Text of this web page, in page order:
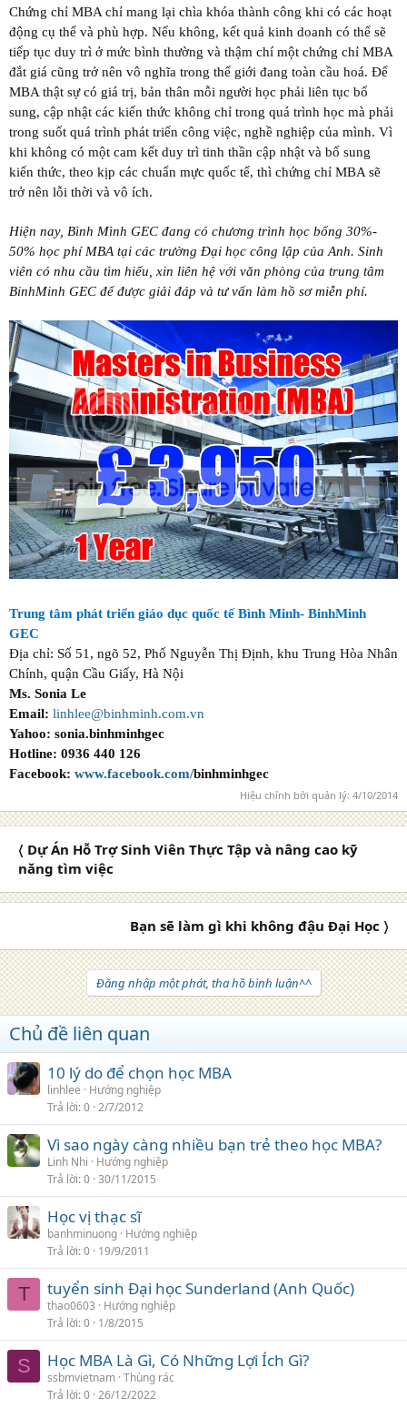
Chứng chỉ MBA chỉ mang lại chìa khóa thành công khi có các hoạt
động cụ thể và phù hợp. Nếu không, kết quả kinh doanh có thể sẽ
tiếp tục duy trì ở mức bình thường và thậm chí một chứng chỉ MBA
đắt giá cũng trở nên vô nghĩa trong thế giới đang toàn cầu hoá. Để
MBA thật sự có giá trị, bản thân mỗi người học phải liên tục bổ
sung, cập nhật các kiến thức không chỉ trong quá trình học mà phải
trong suốt quá trình phát triển công việc, nghề nghiệp của mình. Vì
khi không có một cam kết duy trì tinh thần cập nhật và bổ sung
kiến thức, theo kịp các chuẩn mực quốc tế, thì chứng chỉ MBA sẽ
trở nên lỗi thời và vô ích.
Hiện nay, Bình Mình GEC đang có chương trình học bổng 30%-
50% học phí MBA tại các trường Đại học công lập của Anh. Sinh
viên có nhu cầu tìm hiểu, xin liên hệ với văn phòng của trung tâm
BinhMinh GEC để được giải đáp và tư vấn làm hồ sơ miễn phí.
Trung tâm phát triển giáo dục quốc tế Bình Minh- BinhMinh
GEC
Địa chỉ: Số 51, ngõ 52, Phố Nguyễn Thị Định, khu Trung Hòa Nhân
Chính, quận Cầu Giấy, Hà Nội
Ms. Sonia Le
Email: linhlee@binhminh.com.vn
Yahoo: sonia.binhminhgec
Hotline: 0936 440 126
Facebook: www.facebook.com/binhminhgec
Hiệu chỉnh bởi quản lý: 4/10/2014
〈 Dự Án Hỗ Trợ Sinh Viên Thực Tập và nâng cao kỹ
năng tìm việc
Bạn sẽ làm gì khi không đậu Đại Học 〉
Đăng nhập một phát, tha hồ bình luận^^
Chủ đề liên quan
10 lý do để chọn học MBA
linhlee
Hướng nghiệp
Trả lời 0 2/7/2012
Vì sao ngày càng nhiều bạn trẻ theo học MBA?
Linh Nhi
Hướng nghiệp
Trả lời 0 30/11/2015
Học vị thạc sĩ
banhminuong Hướng nghiệp
Trả lời 0 19/9/2011
T tuyển sinh Đại học Sunderland (Anh Quốc)
thao0603
Hướng nghiệp
Trả lời 0 1/8/2015
S Học MBA Là Gì, Có Những Lợi Ích Gì?
ssbmvietnam Thùng rác
Trả lời 0 26/12/2022